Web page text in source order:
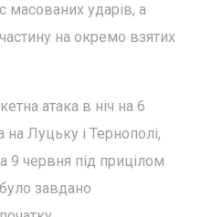
масованих ударів, а
на окремо взятих
атака в ніч на 6
Луцьку і Тернополі,
9 червня під прицілом
завдано